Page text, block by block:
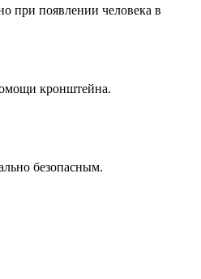
при появлении человека в
кронштейна.
безопасным.